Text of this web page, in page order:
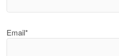
Email*